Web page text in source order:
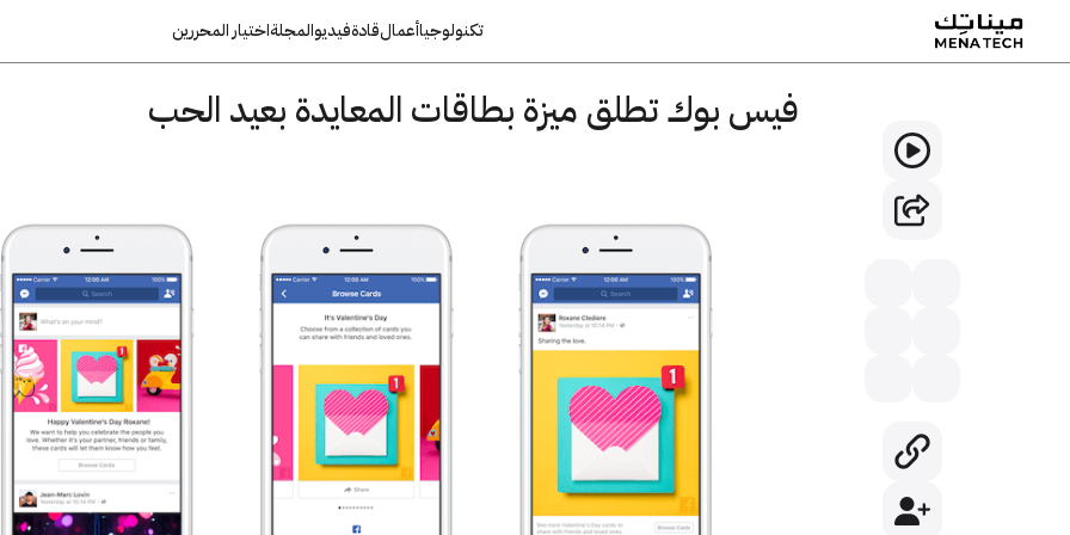
تكنولوجياأعمالقادةفيديوالمجلةاختيار المحررين
فيس بوك تطلق ميزة بطاقات المعايدة بعيد الحب